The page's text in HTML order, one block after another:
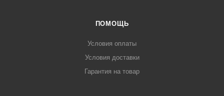
ПОМОЩЬ
Условия оплаты
Условия доставки
Гарантия на товар